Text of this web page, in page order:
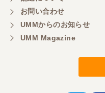
お問い合わせ
UMMからのお知らせ
UMM Magazine